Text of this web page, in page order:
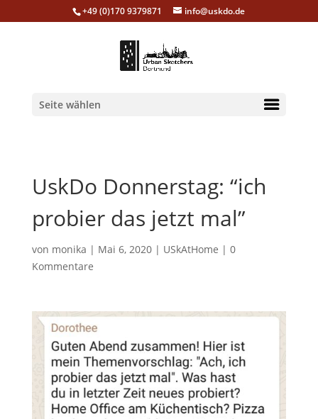
+49 (0)170 9379871 info@uskdo.de
Seite wählen
UskDo Donnerstag: “ich
probier das jetzt mal”
von monika | Mai 6, 2020| USkAtHome | 0
Kommentare